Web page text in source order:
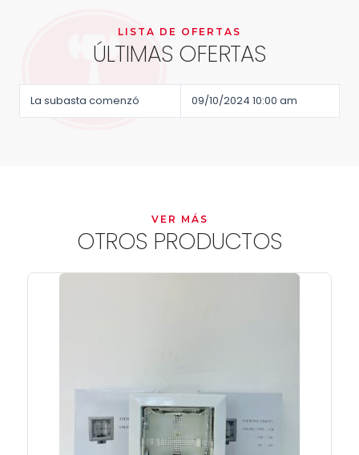
LISTA DE OFERTAS
ÚLTIMAS OFERTAS
La subasta comenzó 09/10/2024 10:00 am
VER MÁS
OTROS PRODUCTOS